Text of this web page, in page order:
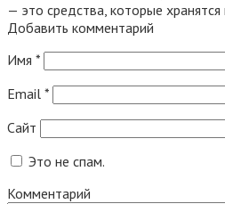
— это средства, которые
Добавить комментарий
Имя *
Email *
Сайт
Это не спам.
Комментарий